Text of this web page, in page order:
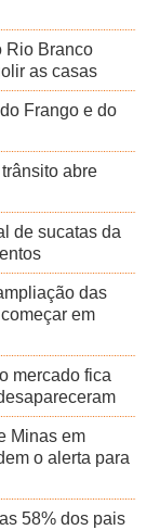
Rio Branco
as casas
Frango e do
abre
de sucatas da
das
em
mercado fica
Minas em
o alerta para
58% dos pais